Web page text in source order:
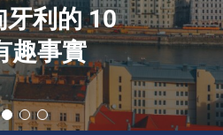
牙利的 10
趣事實